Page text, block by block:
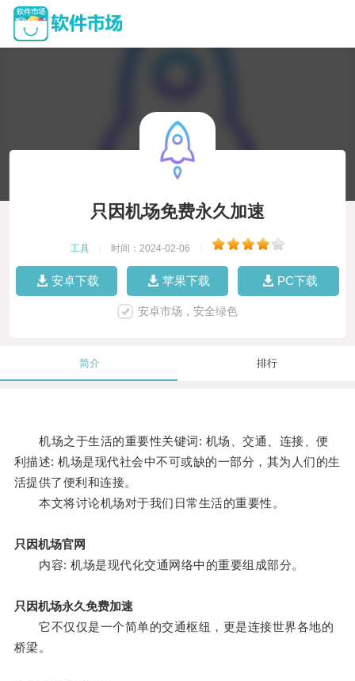
只因机场免费永久加速
工具 时间：2024-02-06
安卓下载 苹果下载 PC下载
安卓市场，安全绿色
简介 排行
机场之于生活的重要性关键词: 机场、交通、连接、便
利描述: 机场是现代社会中不可或缺的一部分，其为人们的生
活提供了便利和连接。
本文将讨论机场对于我们日常生活的重要性。
只因机场官网
内容: 机场是现代化交通网络中的重要组成部分。
只因机场永久免费加速
它不仅仅是一个简单的交通枢纽，更是连接世界各地的
桥梁。